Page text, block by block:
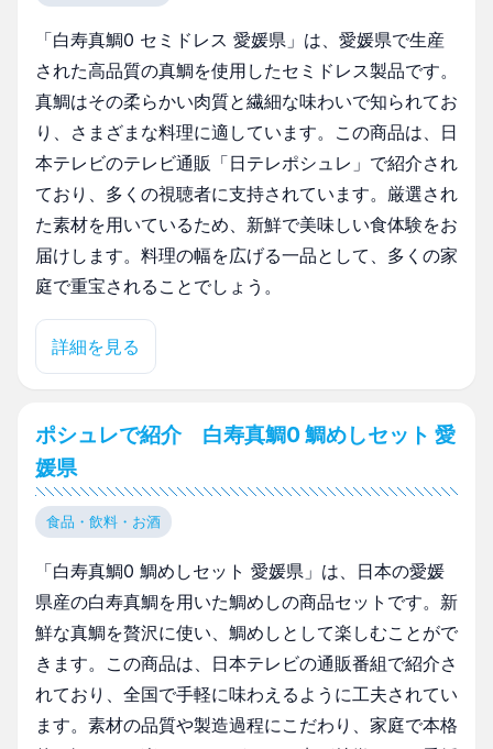
「白寿真鯛0 セミドレス 愛媛県」は、愛媛県で生産
された高品質の真鯛を使用したセミドレス製品です。
真鯛はその柔らかい肉質と繊細な味わいで知られてお
り、さまざまな料理に適しています。この商品は、日
本テレビのテレビ通販「日テレポシュレ」で紹介され
ており、多くの視聴者に支持されています。厳選され
た素材を用いているため、新鮮で美味しい食体験をお
届けします。料理の幅を広げる一品として、多くの家
庭で重宝されることでしょう。
詳細を見る
ポシュレで紹介 白寿真鯛0 鯛めしセット 愛
媛県
食品・飲料・お酒
「白寿真鯛0 鯛めしセット 愛媛県」は、日本の愛媛
県産の白寿真鯛を用いた鯛めしの商品セットです。新
鮮な真鯛を贅沢に使い、鯛めしとして楽しむことがで
きます。この商品は、日本テレビの通販番組で紹介さ
れており、全国で手軽に味わえるように工夫されてい
ます。素材の品質や製造過程にこだわり、家庭で本格